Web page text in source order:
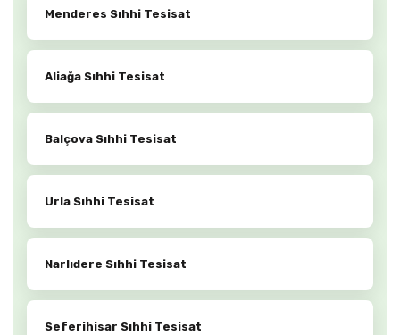
Menderes Sıhhi Tesisat
Aliağa Sıhhi Tesisat
Balçova Sıhhi Tesisat
Urla Sıhhi Tesisat
Narlıdere Sıhhi Tesisat
Seferihisar Sıhhi Tesisat